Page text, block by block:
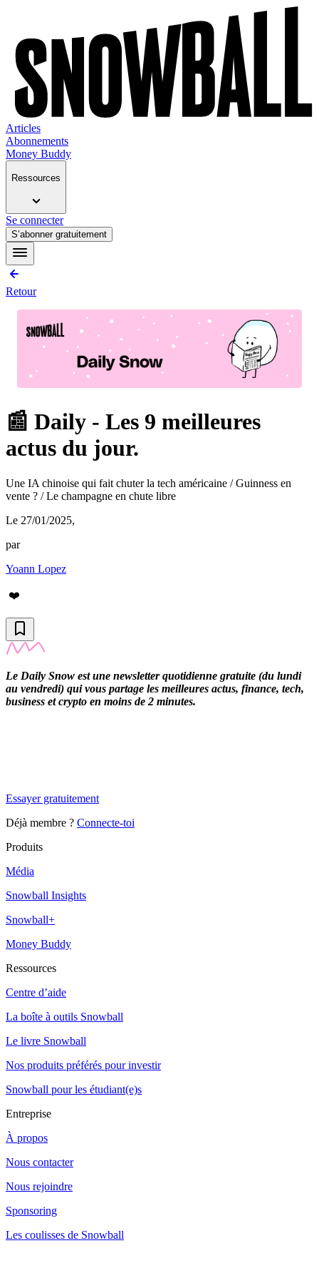
Articles
Abonnements
Money Buddy
Ressources
Se connecter
S’abonner gratuitement
Retour
📰 Daily - Les 9 meilleures
actus du jour.
Une IA chinoise qui fait chuter la tech américaine / Guinness en
vente ? / Le champagne en chute libre
Le 27/01/2025,
par
Yoann Lopez
❤️
Le Daily Snow est une newsletter quotidienne gratuite (du lundi
au vendredi) qui vous partage les meilleures actus, finance, tech,
business et crypto en moins de 2 minutes.
Essayer gratuitement
Déjà membre ? Connecte-toi
Produits
Média
Snowball Insights
Snowball+
Money Buddy
Ressources
Centre d’aide
La boîte à outils Snowball
Le livre Snowball
Nos produits préférés pour investir
Snowball pour les étudiant(e)s
Entreprise
À propos
Nous contacter
Nous rejoindre
Sponsoring
Les coulisses de Snowball